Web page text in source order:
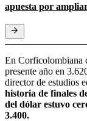
apuesta por
En Corficolombiana
presente año en
director de estudios
historia de finales
del dólar estuvo
3.400.